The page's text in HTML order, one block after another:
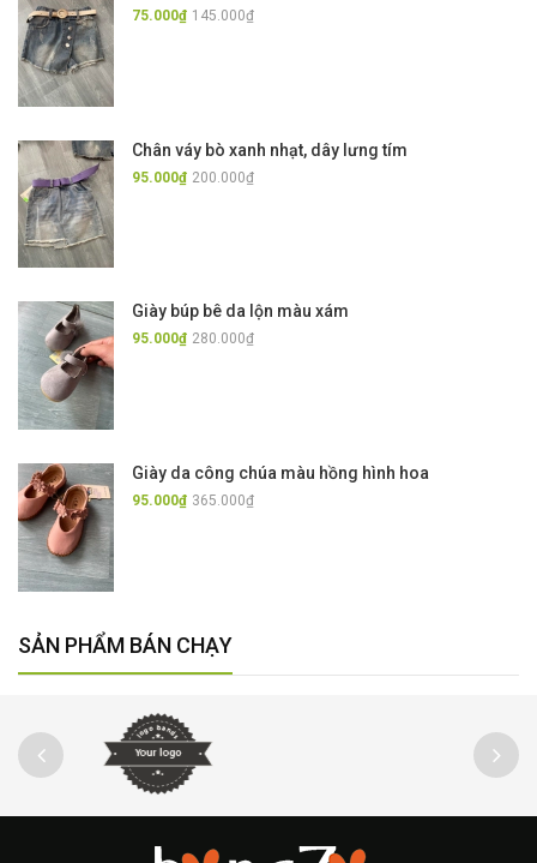
75.000₫ 145.000₫
Chân váy bò xanh nhạt, dây lưng tím
95.000₫ 200.000₫
Giày búp bê da lộn màu xám
95.000₫ 280.000₫
Giày da công chúa màu hồng hình hoa
95.000₫ 365.000₫
SẢN PHẨM BÁN CHẠY